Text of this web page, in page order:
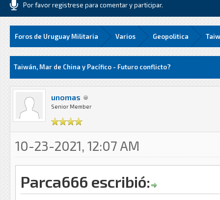
Por favor registrese para comentar y participar.
Foros de Uruguay Militaria Varios Geopolitica
Taiwán, Mar de China y Pacífico - Futuro conflicto?
unomas
Senior Member
10-23-2021, 12:07 AM
Parca666 escribió: